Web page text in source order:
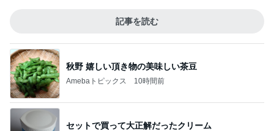
記事を読む
秋野 嬉しい頂き物の美味しい茶豆
Amebaトピックス 10時間前
セットで買って大正解だったクリーム